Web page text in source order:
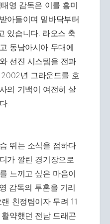
영 감독은 이를 흥미
아들이며 밑바닥부터
있습니다. 라오스 축
동남아시아 무대에
선진 시스템을 전파
년 그라운드를 호
의 기백이 여전히 살
.
뛰는 소식을 접하다
가 깔린 경기장으로
느끼고 싶은 마음이
감독의 투혼을 기리
친정팀이자 무려 11
약했던 전남 드래곤